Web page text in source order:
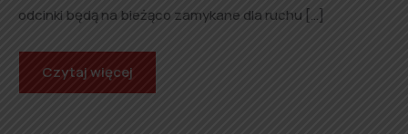
odcinki będą na bieżąco zamykane dla ruchu […]
Czytaj więcej